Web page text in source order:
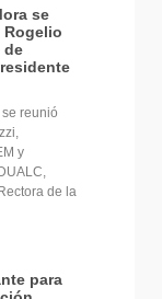
se
Rogelio
de
reunió
y
de la
para